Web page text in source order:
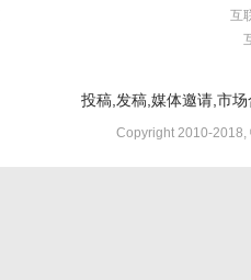
互
投稿,发稿,媒体邀请,市
Copyright 2010-2018,